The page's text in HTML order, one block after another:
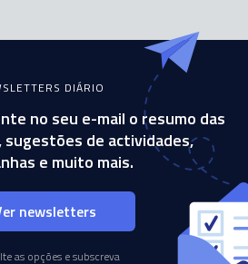
DIÁRIO
no seu e-mail o resumo das
sugestões de actividades,
e muito mais.
newsletters
as opções e subscreva